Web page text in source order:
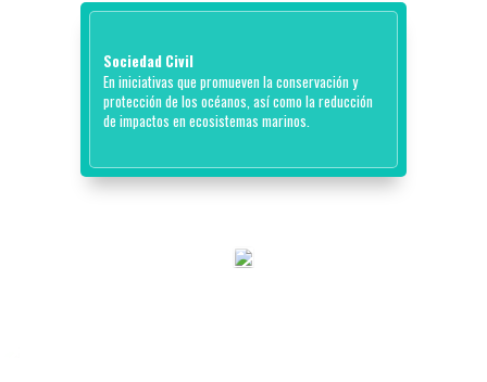
Sociedad Civil
En iniciativas que promueven la conservación y
protección de los océanos, así como la reducción
de impactos en ecosistemas marinos.